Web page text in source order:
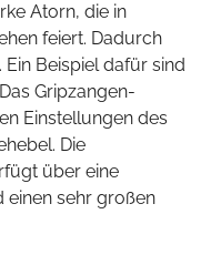
Atorn, die in
feiert. Dadurch
Beispiel dafür sind
Gripzangen-
Einstellungen des
Die
über eine
einen sehr großen